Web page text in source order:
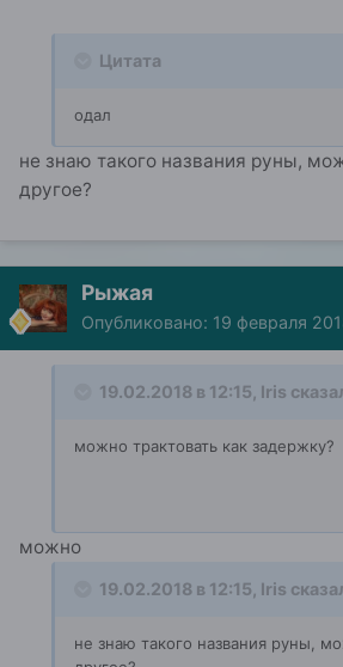
Цитата
одал
не знаю такого названия руны,
другое?
Рыжая
Опубликовано: 19 февраля
19.02.2018 в 12:15, Iris
можно трактовать как задержку?
можно
19.02.2018 в 12:15, Iris
не знаю такого названия руны,